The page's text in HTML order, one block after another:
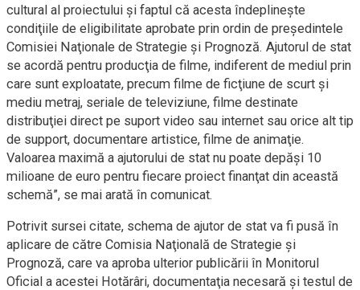
cultural al proiectului şi faptul că acesta îndeplineşte
condiţiile de eligibilitate aprobate prin ordin de preşedintele
Comisiei Naţionale de Strategie şi Prognoză. Ajutorul de stat
se acordă pentru producţia de filme, indiferent de mediul prin
care sunt exploatate, precum filme de ficţiune de scurt şi
mediu metraj, seriale de televiziune, filme destinate
distribuţiei direct pe suport video sau internet sau orice alt tip
de support, documentare artistice, filme de animaţie.
Valoarea maximă a ajutorului de stat nu poate depăşi 10
milioane de euro pentru fiecare proiect finanţat din această
schemă”, se mai arată în comunicat.
Potrivit sursei citate, schema de ajutor de stat va fi pusă în
aplicare de către Comisia Naţională de Strategie şi
Prognoză, care va aproba ulterior publicării în Monitorul
Oficial a acestei Hotărâri, documentaţia necesară şi testul de